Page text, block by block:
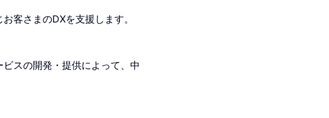
客さまのDXを支援します。
スの開発・提供によって、中